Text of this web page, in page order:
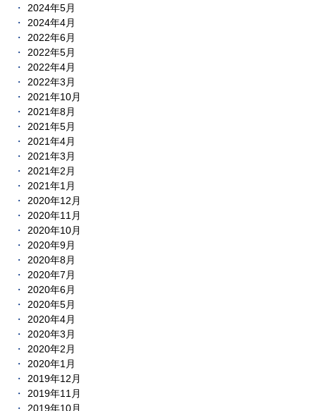
2024年5月
2024年4月
2022年6月
2022年5月
2022年4月
2022年3月
2021年10月
2021年8月
2021年5月
2021年4月
2021年3月
2021年2月
2021年1月
2020年12月
2020年11月
2020年10月
2020年9月
2020年8月
2020年7月
2020年6月
2020年5月
2020年4月
2020年3月
2020年2月
2020年1月
2019年12月
2019年11月
2019年10月